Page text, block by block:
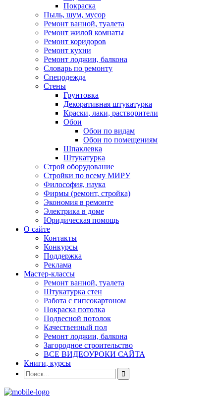
Покраска
Пыль, шум, мусор
Ремонт ванной, туалета
Ремонт жилой комнаты
Ремонт коридоров
Ремонт кухни
Ремонт лоджии, балкона
Словарь по ремонту
Спецодежда
Стены
Грунтовка
Декоративная штукатурка
Краски, лаки, растворители
Обои
Обои по видам
Обои по помещениям
Шпаклевка
Штукатурка
Строй оборудование
Стройки по всему МИРУ
Философия, наука
Фирмы (ремонт, стройка)
Экономия в ремонте
Электрика в доме
Юридическая помощь
О сайте
Контакты
Конкурсы
Поддержка
Реклама
Мастер-классы
Ремонт ванной, туалета
Штукатурка стен
Работа с гипсокартоном
Покраска потолка
Подвесной потолок
Качественный пол
Ремонт лоджии, балкона
Загородное строительство
ВСЕ ВИДЕОУРОКИ САЙТА
Книги, курсы